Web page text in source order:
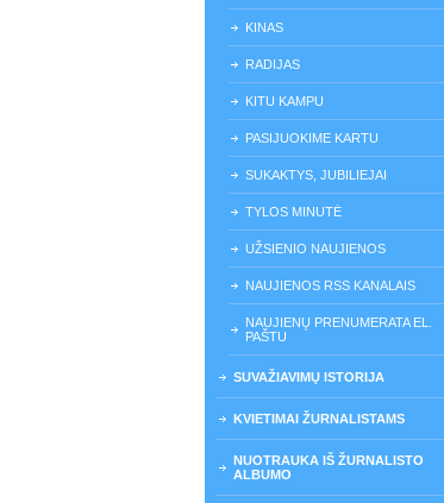
KINAS
RADIJAS
KITU KAMPU
PASIJUOKIME KARTU
SUKAKTYS, JUBILIEJAI
TYLOS MINUTĖ
UŽSIENIO NAUJIENOS
NAUJIENOS RSS KANALAIS
NAUJIENŲ PRENUMERATA EL.
PAŠTU
SUVAŽIAVIMŲ ISTORIJA
KVIETIMAI ŽURNALISTAMS
NUOTRAUKA IŠ ŽURNALISTO
ALBUMO